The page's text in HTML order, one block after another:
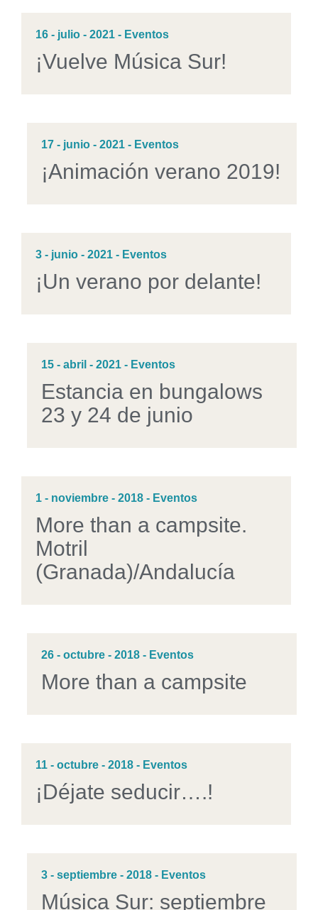
16 - julio - 2021 - Eventos
¡Vuelve Música Sur!
17 - junio - 2021 - Eventos
¡Animación verano 2019!
3 - junio - 2021 - Eventos
¡Un verano por delante!
15 - abril - 2021 - Eventos
Estancia en bungalows
23 y 24 de junio
1 - noviembre - 2018 - Eventos
More than a campsite.
Motril
(Granada)/Andalucía
26 - octubre - 2018 - Eventos
More than a campsite
11 - octubre - 2018 - Eventos
¡Déjate seducir….!
3 - septiembre - 2018 - Eventos
Música Sur: septiembre